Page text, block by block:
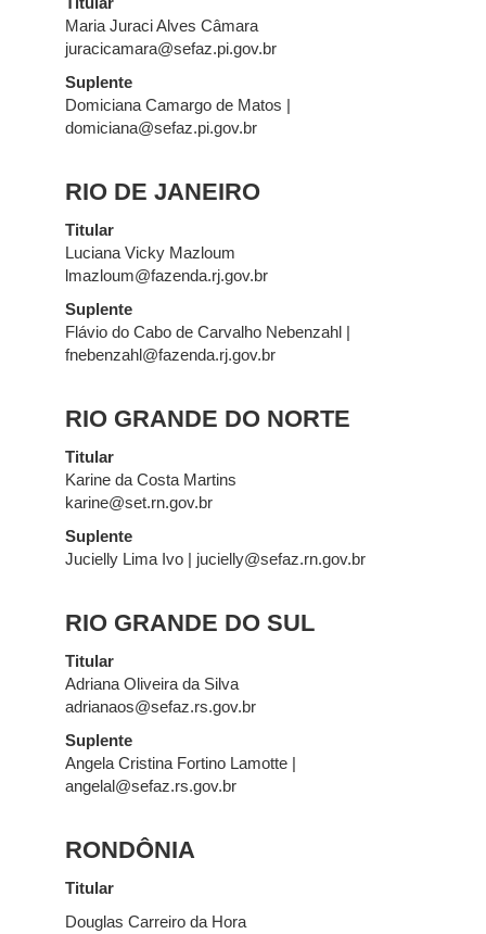
Maria Juraci Alves Câmara
juracicamara@sefaz.pi.gov.br
Suplente
Domiciana Camargo de Matos |
domiciana@sefaz.pi.gov.br
RIO DE JANEIRO
Titular
Luciana Vicky Mazloum
lmazloum@fazenda.rj.gov.br
Suplente
Flávio do Cabo de Carvalho Nebenzahl |
fnebenzahl@fazenda.rj.gov.br
RIO GRANDE DO NORTE
Titular
Karine da Costa Martins
karine@set.rn.gov.br
Suplente
Jucielly Lima Ivo | jucielly@sefaz.rn.gov.br
RIO GRANDE DO SUL
Titular
Adriana Oliveira da Silva
adrianaos@sefaz.rs.gov.br
Suplente
Angela Cristina Fortino Lamotte |
angelal@sefaz.rs.gov.br
RONDÔNIA
Titular
Douglas Carreiro da Hora